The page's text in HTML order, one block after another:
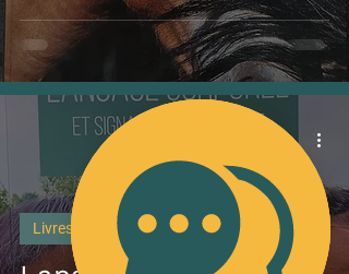
France Bouissou et
Frédérique Chéhu
Livres